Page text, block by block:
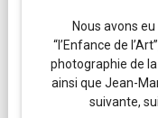
Nous avons
“l’Enfance de
photographie de la
ainsi que Jean-
suivante,